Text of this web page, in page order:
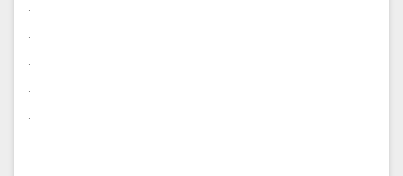
.
.
.
.
.
.
.